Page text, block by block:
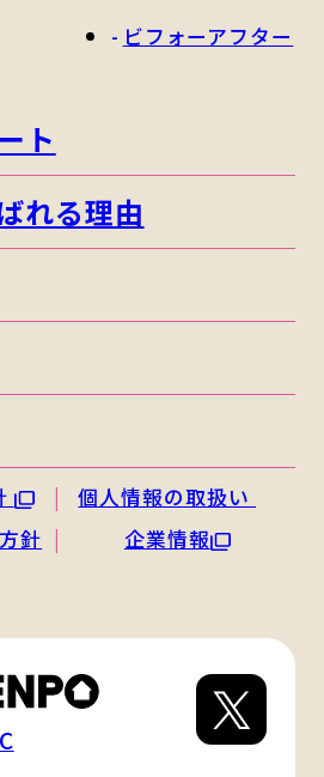
ビフォーアフター
ト
れる理由
個人情報の取扱い
針
企業情報